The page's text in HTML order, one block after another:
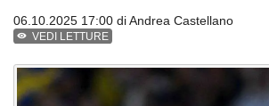
06.10.2025 17:00 diAndrea Castellano
VEDI LETTURE